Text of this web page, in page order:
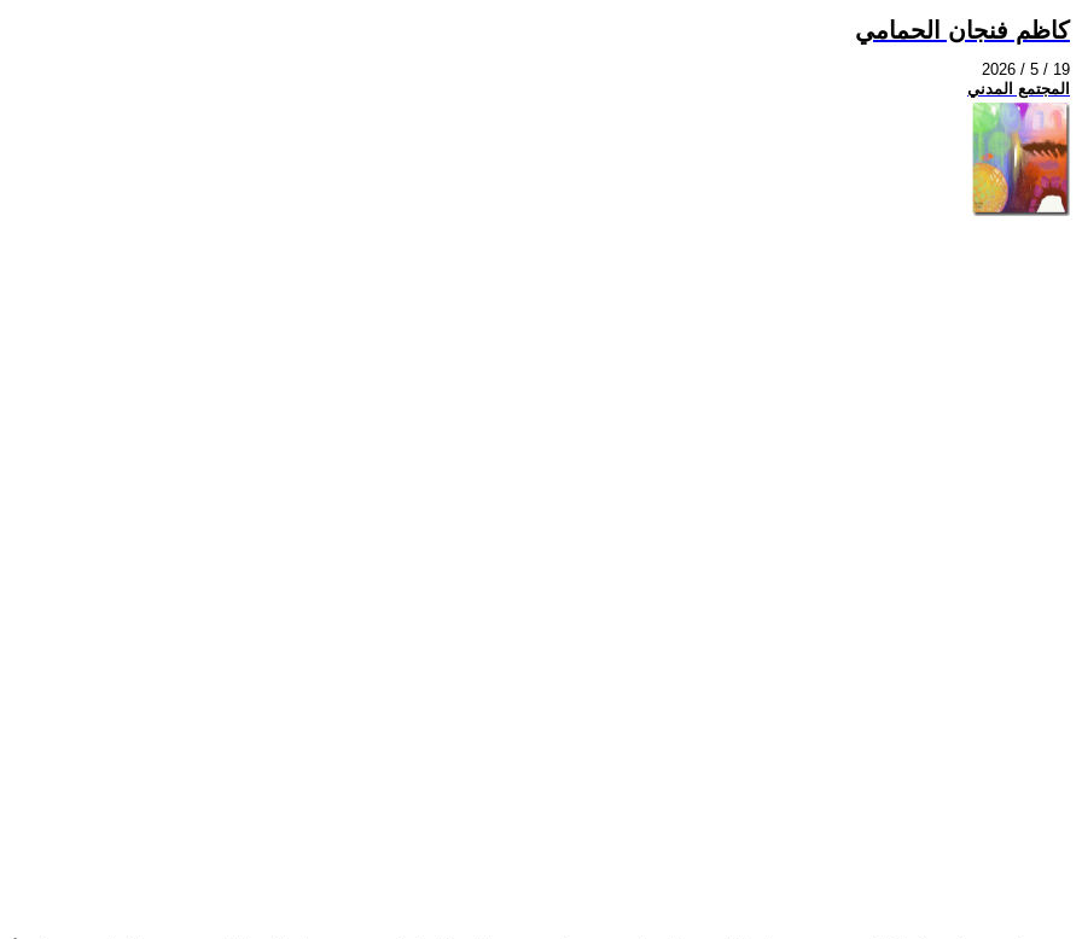
كاظم فنجان الحمامي
2026 / 5 / 19
المجتمع المدني